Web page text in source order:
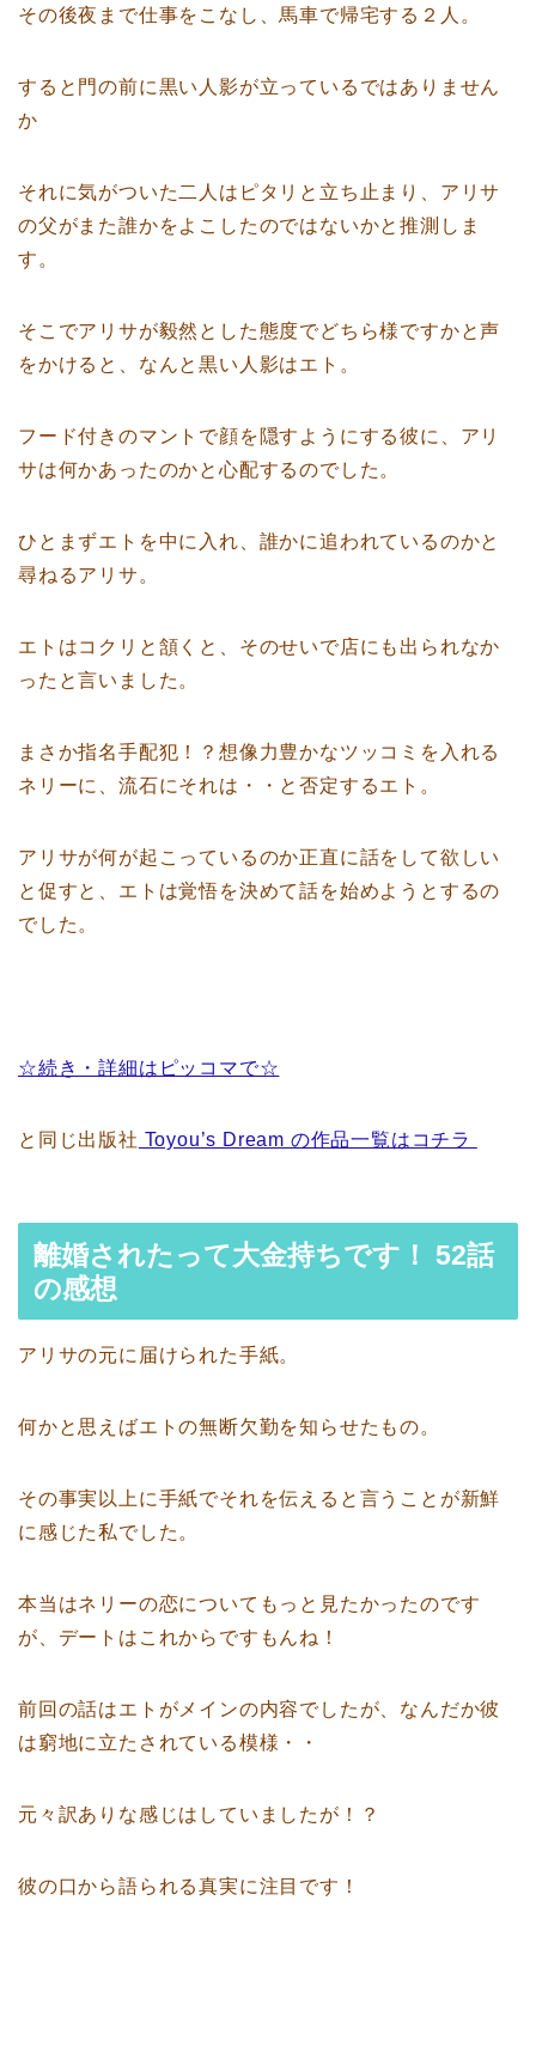
その後夜まで仕事をこなし、馬車で帰宅する２人。
すると門の前に黒い人影が立っているではありません
か
それに気がついた二人はピタリと立ち止まり、アリサ
の父がまた誰かをよこしたのではないかと推測しま
す。
そこでアリサが毅然とした態度でどちら様ですかと声
をかけると、なんと黒い人影はエト。
フード付きのマントで顔を隠すようにする彼に、アリ
サは何かあったのかと心配するのでした。
ひとまずエトを中に入れ、誰かに追われているのかと
尋ねるアリサ。
エトはコクリと頷くと、そのせいで店にも出られなか
ったと言いました。
まさか指名手配犯！？想像力豊かなツッコミを入れる
ネリーに、流石にそれは・・と否定するエト。
アリサが何が起こっているのか正直に話をして欲しい
と促すと、エトは覚悟を決めて話を始めようとするの
でした。
☆続き・詳細はピッコマで☆
と同じ出版社 Toyou’s Dream の作品一覧はコチラ
離婚されたって大金持ちです！ 52話
の感想
アリサの元に届けられた手紙。
何かと思えばエトの無断欠勤を知らせたもの。
その事実以上に手紙でそれを伝えると言うことが新鮮
に感じた私でした。
本当はネリーの恋についてもっと見たかったのです
が、デートはこれからですもんね！
前回の話はエトがメインの内容でしたが、なんだか彼
は窮地に立たされている模様・・
元々訳ありな感じはしていましたが！？
彼の口から語られる真実に注目です！